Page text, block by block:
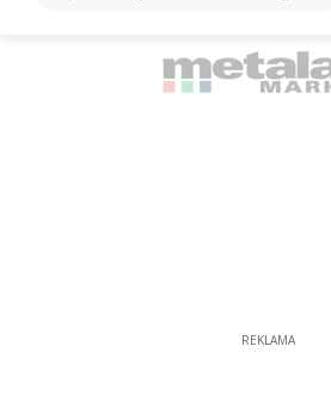
REKLAMA